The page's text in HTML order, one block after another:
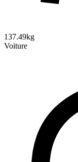
137.49kg
Voiture